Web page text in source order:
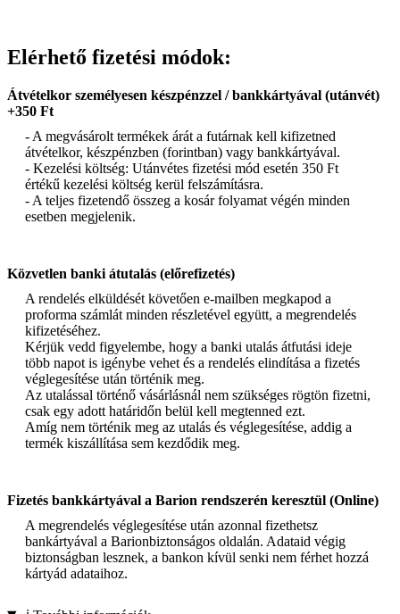
Elérhető fizetési módok:
Átvételkor személyesen készpénzzel / bankkártyával (utánvét)
+350 Ft
- A megvásárolt termékek árát a futárnak kell kifizetned
átvételkor, készpénzben (forintban) vagy bankkártyával.
- Kezelési költség: Utánvétes fizetési mód esetén 350 Ft
értékű kezelési költség kerül felszámításra.
- A teljes fizetendő összeg a kosár folyamat végén minden
esetben megjelenik.
Közvetlen banki átutalás (előrefizetés)
A rendelés elküldését követően e-mailben megkapod a
proforma számlát minden részletével együtt, a megrendelés
kifizetéséhez.
Kérjük vedd figyelembe, hogy a banki utalás átfutási ideje
több napot is igénybe vehet és a rendelés elindítása a fizetés
véglegesítése után történik meg.
Az utalással történő vásárlásnál nem szükséges rögtön fizetni,
csak egy adott határidőn belül kell megtenned ezt.
Amíg nem történik meg az utalás és véglegesítése, addig a
termék kiszállítása sem kezdődik meg.
Fizetés bankkártyával a Barion rendszerén keresztül (Online)
A megrendelés véglegesítése után azonnal fizethetsz
bankártyával a Barionbiztonságos oldalán. Adataid végig
biztonságban lesznek, a bankon kívül senki nem férhet hozzá
kártyád adataihoz.